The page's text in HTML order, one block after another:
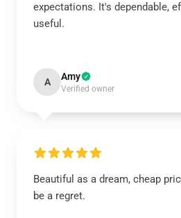
expectations. It's dependable,
useful.
A Amy
Verified owner
Beautiful as a dream, cheap
be a regret.